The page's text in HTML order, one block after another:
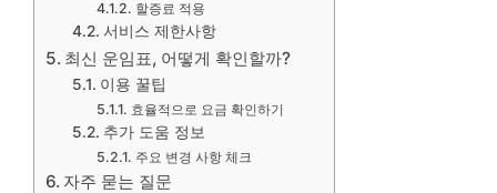
할증료 적용
서비스 제한사항
최신 운임표, 어떻게 확인할까?
이용 꿀팁
효율적으로 요금 확인하기
추가 도움 정보
주요 변경 사항 체크
자주 묻는 질문